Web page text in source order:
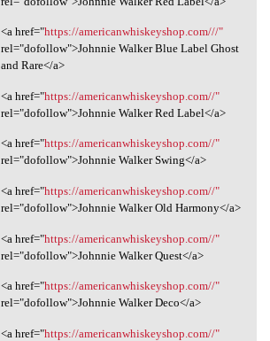
<a href="https://americanwhiskeyshop.com///"
rel="dofollow">Johnnie Walker Blue Label Ghost
and Rare</a>
<a href="https://americanwhiskeyshop.com//"
rel="dofollow">Johnnie Walker Red Label</a>
<a href="https://americanwhiskeyshop.com//"
rel="dofollow">Johnnie Walker Swing</a>
<a href="https://americanwhiskeyshop.com//"
rel="dofollow">Johnnie Walker Old Harmony</a>
<a href="https://americanwhiskeyshop.com//"
rel="dofollow">Johnnie Walker Quest</a>
<a href="https://americanwhiskeyshop.com//"
rel="dofollow">Johnnie Walker Deco</a>
<a href="https://americanwhiskeyshop.com//"